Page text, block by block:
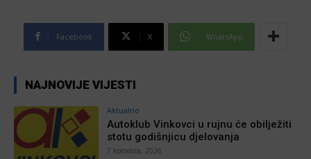
Facebook X WhatsApp
NAJNOVIJE VIJESTI
Aktualno
Autoklub Vinkovci u rujnu će obilježiti
stotu godišnjicu djelovanja
7 kolovoza, 2026